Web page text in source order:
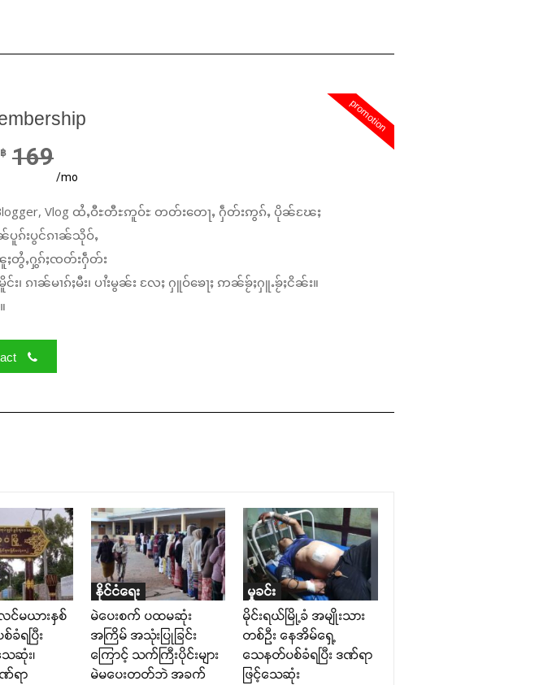
promotion
฿ 169
/mo
Vlog ထႆႇဝီႊတီႊဢူဝ်ႊ တတ်းတေႃႇ ႁဵတ်းဢွၵ်ႇ ပိုၼ်ၽႄႈ
ပူၵ်းပွင်ၵၢၼ်သိုဝ်ႇ
ႈတွႆႇႁွၵ်ႈၸတ်းႁဵတ်း
၊ ၵၢၼ်မၢၵ်ႈမီး၊ ပၢႆးမွၼ်း လႄႈ ႁူဝ်ၶေႃႈ ဢၼ်ၶႂ်ႈႁူႉၶႂ်ႈငိၼ်း။
င်မယားနှစ်
ခံရပြီး
ေဆုံး၊
ဏ်ရာ
နိုင်ငံရေး
မဲပေးစက် ပထမဆုံး
အကြိမ် အသုံးပြုခြင်း
ကြောင့် သက်ကြီးပိုင်းများ
မဲမပေးတတ်ဘဲ အခက်
မှုခင်း
မိုင်းရယ်မြို့ခံ အမျိုးသား
တစ်ဦး နေအိမ်ရှေ့
သေနတ်ပစ်ခံရပြီး ဒဏ်ရာ
ဖြင့်သေဆုံး